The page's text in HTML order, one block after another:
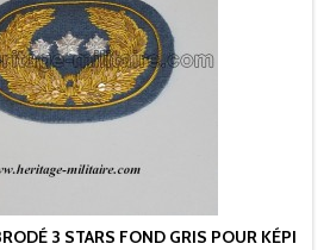
3 STARS FOND GRIS POUR KÉPI